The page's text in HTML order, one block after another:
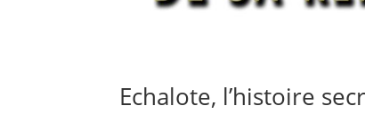
Echalote, l’histoire